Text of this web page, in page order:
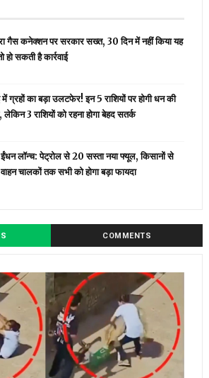
गैस कनेक्शन पर सरकार सख्त, 30 दिन में नहीं किया यह
हो सकती है कार्रवाई
ग्रहों का बड़ा उलटफेर! इन 5 राशियों पर होगी धन की
लेकिन 3 राशियों को रहना होगा बेहद सतर्क
लॉन्च: पेट्रोल से ₹20 सस्ता नया फ्यूल, किसानों से
चालकों तक सभी को होगा बड़ा फायदा
COMMENTS